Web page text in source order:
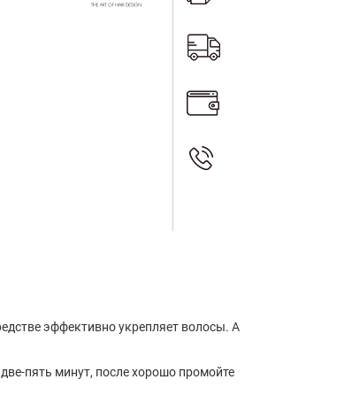
эффективно укрепляет волосы. А
пять минут, после хорошо промойте